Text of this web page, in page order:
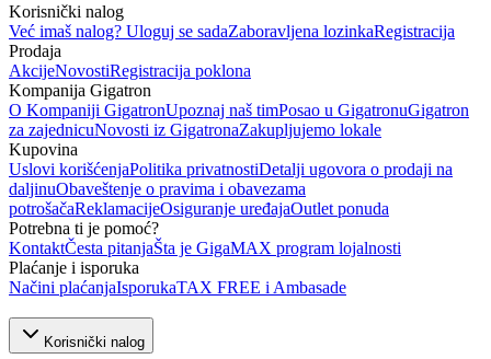
Korisnički nalog
Već imaš nalog? Uloguj se sadaZaboravljena lozinkaRegistracija
Prodaja
AkcijeNovostiRegistracija poklona
Kompanija Gigatron
O Kompaniji GigatronUpoznaj naš timPosao u GigatronuGigatron
za zajednicuNovosti iz GigatronaZakupljujemo lokale
Kupovina
Uslovi korišćenjaPolitika privatnostiDetalji ugovora o prodaji na
daljinuObaveštenje o pravima i obavezama
potrošačaReklamacijeOsiguranje uređajaOutlet ponuda
Potrebna ti je pomoć?
KontaktČesta pitanjaŠta je GigaMAX program lojalnosti
Plaćanje i isporuka
Načini plaćanjaIsporukaTAX FREE i Ambasade
Korisnički nalog